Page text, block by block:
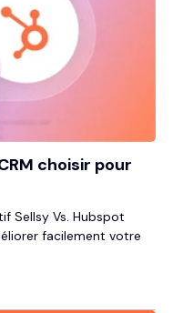
choisir pour
Sellsy Vs. Hubspot
facilement votre